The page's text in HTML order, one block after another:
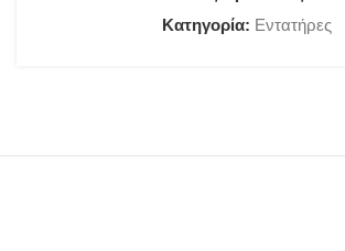
Κατηγορία: Εντατήρες